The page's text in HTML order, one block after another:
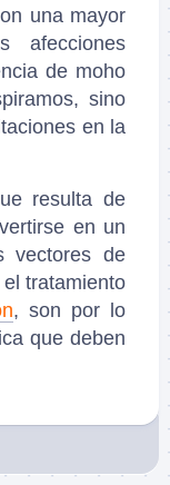
una mayor
afecciones
de moho
sino
en la
resulta de
en un
vectores de
tratamiento
, son por lo
que deben